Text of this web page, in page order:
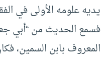
يديه علومه الأولى في
فسمع الحديث من “أبي
المعروف بابن السمين،